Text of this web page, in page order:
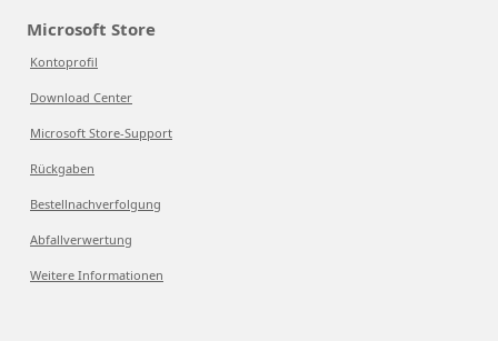
Microsoft Store
Kontoprofil
Download Center
Microsoft Store-Support
Rückgaben
Bestellnachverfolgung
Abfallverwertung
Weitere Informationen